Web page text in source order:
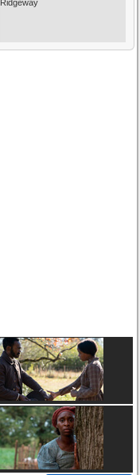
Ridgeway